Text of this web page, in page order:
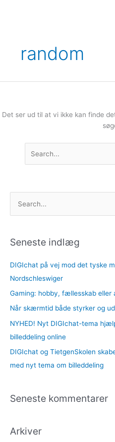
random
Det ser ud til at vi ikke kan finde
e
:
Seneste indlæg
DIGIchat på vej mod det tyske
Nordschleswiger
Gaming: hobby, fællesskab eller
Når skærmtid både styrker og
NYHED! Nyt DIGIchat-tema
billeddeling online
DIGIchat og TietgenSkolen
med nyt tema om billeddeling
Seneste kommentarer
Arkiver